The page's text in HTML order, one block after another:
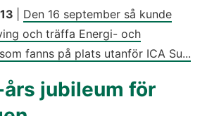
Den 16 september så kunde
och träffa Energi- och
fanns på plats utanför ICA Su...
års jubileum för